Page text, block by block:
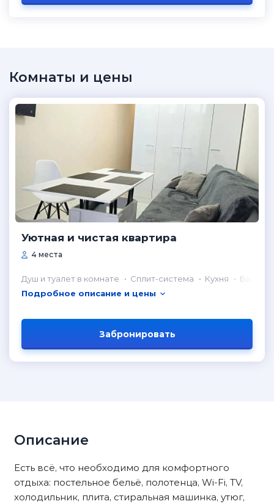
Комнаты и цены
Уютная и чистая квартира
4 места
Душ и туалет в комнате Сплит-система Кухня
Балкон
Подробное описание и цены
Забронировать
Описание
Есть всё, что необходимо для комфортного
отдыха: постельное бельё, полотенца, Wi-Fi, TV,
холодильник, плита, стиральная машинка, утюг,